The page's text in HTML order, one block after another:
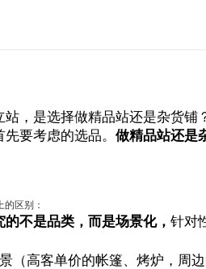
站，是选择做精品站还是杂货
要考虑的选品。 做精品站还是
区别：
的不是品类，而是场景化， 针对
（高客单价的帐篷、烤炉，周